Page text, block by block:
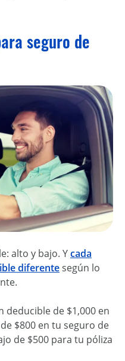
seguro de
alto y bajo. Ycada
diferentesegún lo
deducible de $1,000 en
$800 en tu seguro de
de $500 para tu póliza